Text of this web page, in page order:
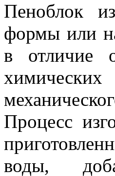
Пеноблок
формы или
в отличие
Процесс
воды,